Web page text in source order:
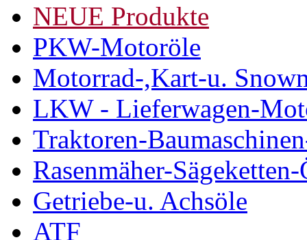
NEUE Produkte
PKW-Motoröle
Motorrad-,Kart-u.
LKW - Lieferwagen-
Traktoren-
Rasenmäher-
Getriebe-u. Achsöle
ATF